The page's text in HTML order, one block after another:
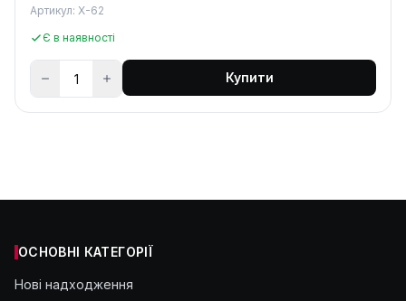
Артикул: X-62
Є в наявності
Купити
ОСНОВНІ КАТЕГОРІЇ
Нові надходження